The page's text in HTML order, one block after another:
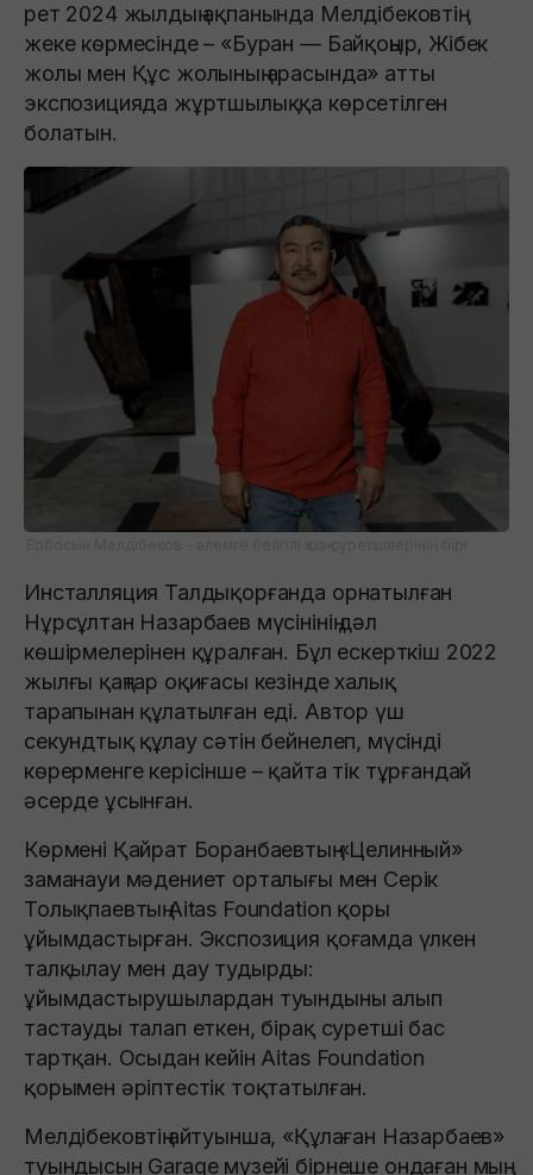
рет 2024 жылдың ақпанында Мелдібековтің
жеке көрмесінде – «Буран — Байқоңыр, Жібек
жолы мен Құс жолының арасында» атты
экспозицияда жұртшылыққа көрсетілген
болатын.
Инсталляция Талдықорғанда орнатылған
Нұрсұлтан Назарбаев мүсінінің дәл
көшірмелерінен құралған. Бұл ескерткіш 2022
жылғы қаңтар оқиғасы кезінде халық
тарапынан құлатылған еді. Автор үш
секундтық құлау сәтін бейнелеп, мүсінді
көрерменге керісінше – қайта тік тұрғандай
әсерде ұсынған.
Көрмені Қайрат Боранбаевтың «Целинный»
заманауи мәдениет орталығы мен Серік
Толықпаевтың Aitas Foundation қоры
ұйымдастырған. Экспозиция қоғамда үлкен
талқылау мен дау тудырды:
ұйымдастырушылардан туындыны алып
тастауды талап еткен, бірақ суретші бас
тартқан. Осыдан кейін Aitas Foundation
қорымен әріптестік тоқтатылған.
Мелдібековтің айтуынша, «Құлаған Назарбаев»
туындысын Garage музейі бірнеше ондаған мың